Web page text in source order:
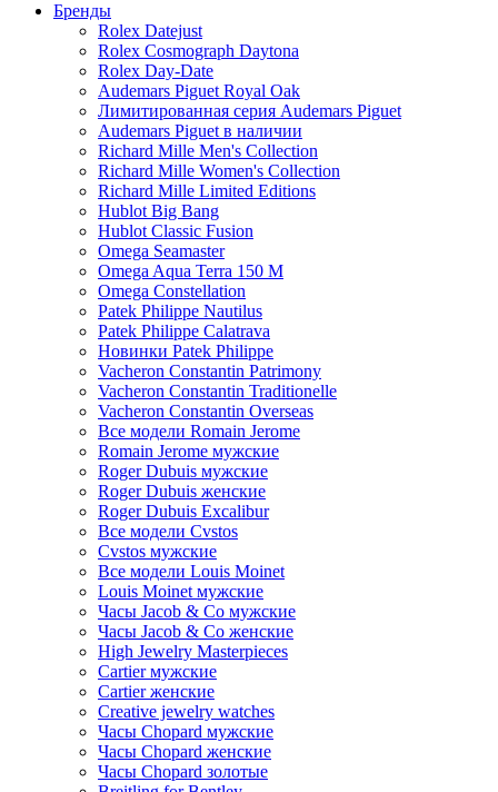
Бренды
Rolex Datejust
Rolex Cosmograph Daytona
Rolex Day-Date
Audemars Piguet Royal Oak
Лимитированная серия Audemars Piguet
Audemars Piguet в наличии
Richard Mille Men's Collection
Richard Mille Women's Collection
Richard Mille Limited Editions
Hublot Big Bang
Hublot Classic Fusion
Omega Seamaster
Omega Aqua Terra 150 M
Omega Constellation
Patek Philippe Nautilus
Patek Philippe Calatrava
Новинки Patek Philippe
Vacheron Constantin Patrimony
Vacheron Constantin Traditionelle
Vacheron Constantin Overseas
Все модели Romain Jerome
Romain Jerome мужские
Roger Dubuis мужские
Roger Dubuis женские
Roger Dubuis Excalibur
Все модели Cvstos
Cvstos мужские
Все модели Louis Moinet
Louis Moinet мужские
Часы Jacob & Co мужские
Часы Jacob & Co женские
High Jewelry Masterpieces
Cartier мужские
Cartier женские
Creative jewelry watches
Часы Chopard мужские
Часы Сhopard женские
Часы Сhopard золотые